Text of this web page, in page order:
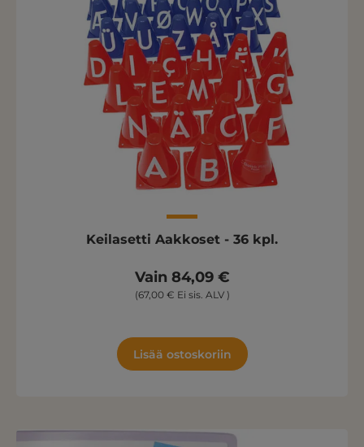
Keilasetti Aakkoset - 36 kpl.
Vain 84,09 €
(67,00 € Ei sis. ALV )
Lisää ostoskoriin